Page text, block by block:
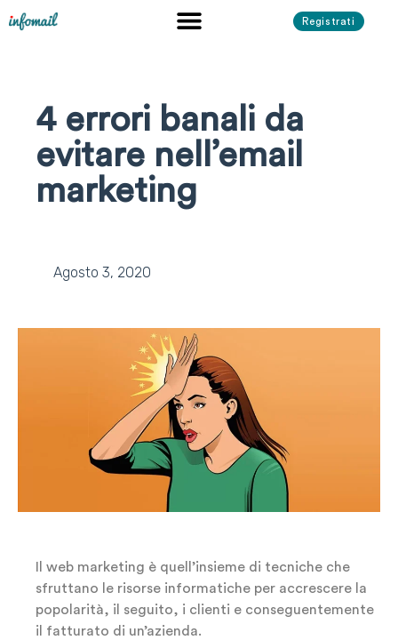
Registrati
4 errori banali da
evitare nell’email
marketing
Agosto 3, 2020
Il web marketing è quell’insieme di tecniche che
sfruttano le risorse informatiche per accrescere la
popolarità, il seguito, i clienti e conseguentemente
il fatturato di un’azienda.